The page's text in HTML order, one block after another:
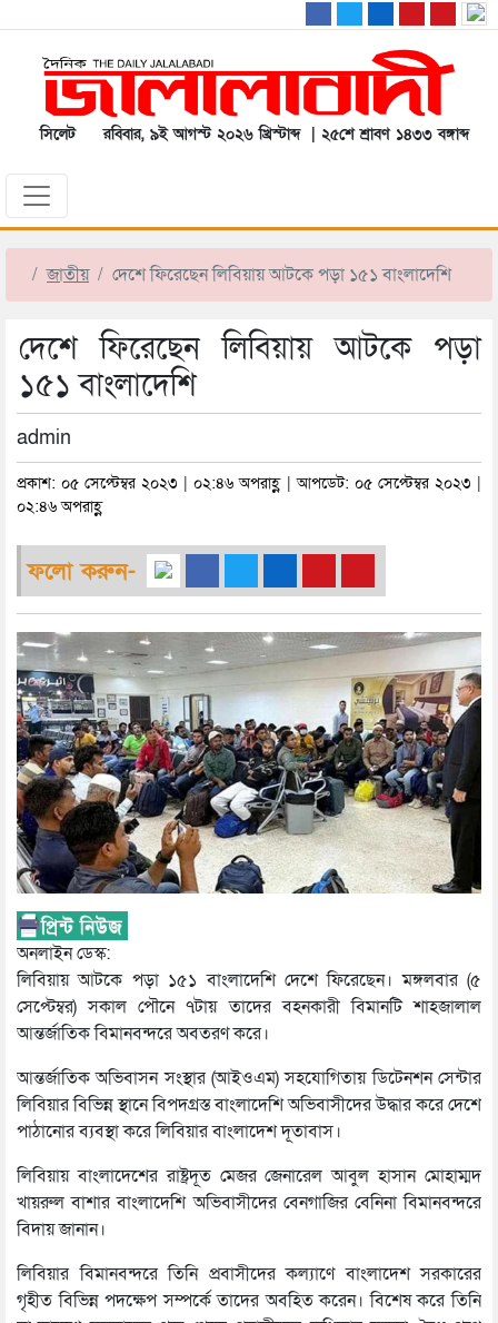
সিলেট রবিবার, ৯ই আগস্ট ২০২৬ খ্রিস্টাব্দ | ২৫শে শ্রাবণ ১৪৩৩ বঙ্গাব্দ
জাতীয় দেশে ফিরেছেন লিবিয়ায় আটকে পড়া ১৫১ বাংলাদেশি
দেশে ফিরেছেন লিবিয়ায় আটকে পড়া
১৫১ বাংলাদেশি
admin
প্রকাশ: ০৫ সেপ্টেম্বর ২০২৩ | ০২:৪৬ অপরাহ্ণ | আপডেট: ০৫ সেপ্টেম্বর ২০২৩ |
০২:৪৬ অপরাহ্ণ
ফলো করুন-
অনলাইন ডেস্ক:
লিবিয়ায় আটকে পড়া ১৫১ বাংলাদেশি দেশে ফিরেছেন। মঙ্গলবার (৫
সেপ্টেম্বর) সকাল পৌনে ৭টায় তাদের বহনকারী বিমানটি শাহজালাল
আন্তর্জাতিক বিমানবন্দরে অবতরণ করে।
আন্তর্জাতিক অভিবাসন সংস্থার (আইওএম) সহযোগিতায় ডিটেনশন সেন্টার
লিবিয়ার বিভিন্ন স্থানে বিপদগ্রস্ত বাংলাদেশি অভিবাসীদের উদ্ধার করে দেশে
পাঠানোর ব্যবস্থা করে লিবিয়ার বাংলাদেশ দূতাবাস।
লিবিয়ায় বাংলাদেশের রাষ্ট্রদূত মেজর জেনারেল আবুল হাসান মোহাম্মদ
খায়রুল বাশার বাংলাদেশি অভিবাসীদের বেনগাজির বেনিনা বিমানবন্দরে
বিদায় জানান।
লিবিয়ার বিমানবন্দরে তিনি প্রবাসীদের কল্যাণে বাংলাদেশ সরকারের
গৃহীত বিভিন্ন পদক্ষেপ সম্পর্কে তাদের অবহিত করেন। বিশেষ করে তিনি